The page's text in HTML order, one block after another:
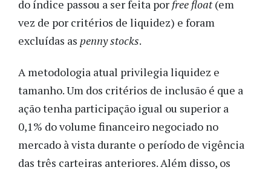
do índice passou a ser feita por free float(em
vez de por critérios de liquidez) e foram
excluídas as penny stocks.
A metodologia atual privilegia liquidez e
tamanho. Um dos critérios de inclusão é que a
ação tenha participação igual ou superior a
0,1% do volume financeiro negociado no
mercado à vista durante o período de vigência
das três carteiras anteriores. Além disso, os